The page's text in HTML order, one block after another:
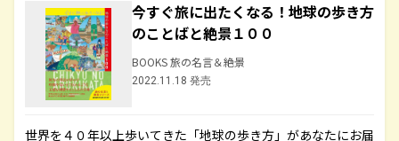
今すぐ旅に出たくなる！地球の歩き方
のことばと絶景１００
BOOKS 旅の名言＆絶景
2022.11.18 発売
世界を４０年以上歩いてきた「地球の歩き方」があなたにお届